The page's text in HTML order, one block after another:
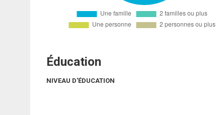
Éducation
NIVEAU D'ÉDUCATION